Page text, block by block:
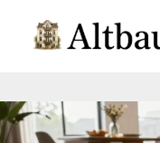
Inhalt